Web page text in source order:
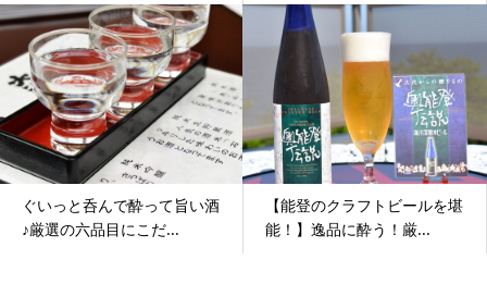
ぐいっと呑んで酔って旨い酒
♪厳選の六品目にこだ...
【能登のクラフトビールを堪
能！】逸品に酔う！厳...